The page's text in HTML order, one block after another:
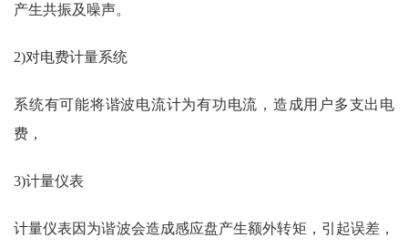
产生共振及噪声。
2)对电费计量系统
系统有可能将谐波电流计为有功电流，造成用户多支出电
费，
3)计量仪表
计量仪表因为谐波会造成感应盘产生额外转矩，引起误差，